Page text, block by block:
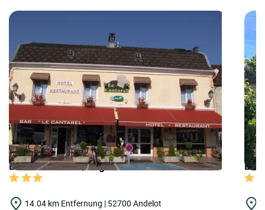
LOGIS HOTELS | Logis Hôtel le Cantarel
14.04 km Entfernung | 52700 Andelot